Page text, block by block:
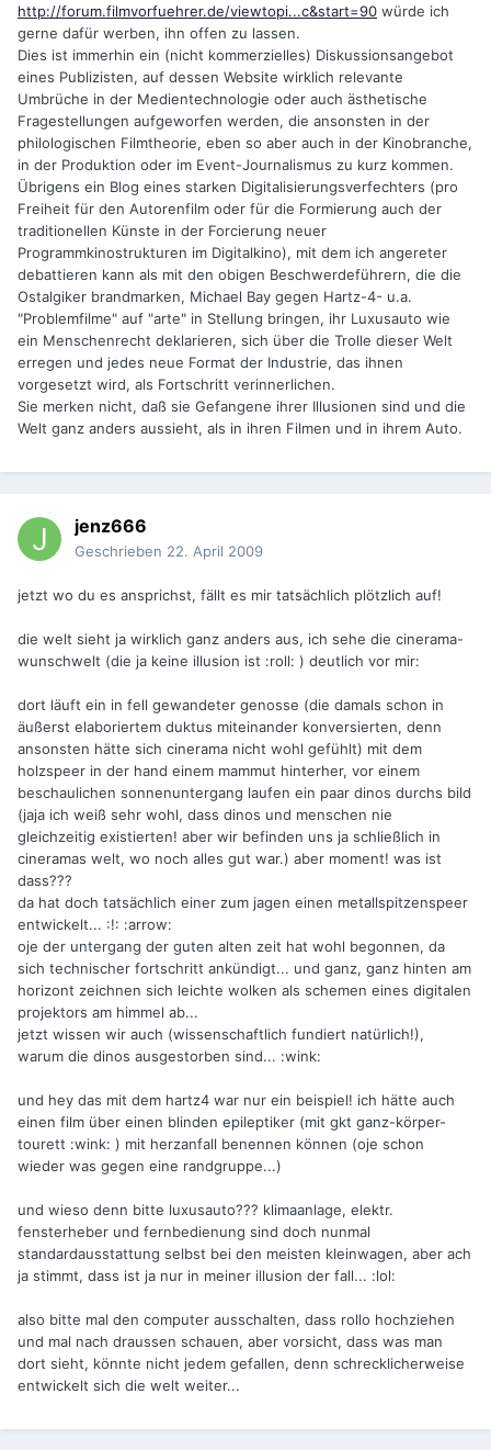
http://forum.filmvorfuehrer.de/viewtopi...c&start=90 würde ich
gerne dafür werben, ihn offen zu lassen.
Dies ist immerhin ein (nicht kommerzielles) Diskussionsangebot
eines Publizisten, auf dessen Website wirklich relevante
Umbrüche in der Medientechnologie oder auch ästhetische
Fragestellungen aufgeworfen werden, die ansonsten in der
philologischen Filmtheorie, eben so aber auch in der Kinobranche,
in der Produktion oder im Event-Journalismus zu kurz kommen.
Übrigens ein Blog eines starken Digitalisierungsverfechters (pro
Freiheit für den Autorenfilm oder für die Formierung auch der
traditionellen Künste in der Forcierung neuer
Programmkinostrukturen im Digitalkino), mit dem ich angereter
debattieren kann als mit den obigen Beschwerdeführern, die die
Ostalgiker brandmarken, Michael Bay gegen Hartz-4- u.a.
"Problemfilme" auf "arte" in Stellung bringen, ihr Luxusauto wie
ein Menschenrecht deklarieren, sich über die Trolle dieser Welt
erregen und jedes neue Format der Industrie, das ihnen
vorgesetzt wird, als Fortschritt verinnerlichen.
Sie merken nicht, daß sie Gefangene ihrer Illusionen sind und die
Welt ganz anders aussieht, als in ihren Filmen und in ihrem Auto.
jenz666
Geschrieben 22. April 2009
jetzt wo du es ansprichst, fällt es mir tatsächlich plötzlich auf!
die welt sieht ja wirklich ganz anders aus, ich sehe die cinerama-
wunschwelt (die ja keine illusion ist :roll: ) deutlich vor mir:
dort läuft ein in fell gewandeter genosse (die damals schon in
äußerst elaboriertem duktus miteinander konversierten, denn
ansonsten hätte sich cinerama nicht wohl gefühlt) mit dem
holzspeer in der hand einem mammut hinterher, vor einem
beschaulichen sonnenuntergang laufen ein paar dinos durchs bild
(jaja ich weiß sehr wohl, dass dinos und menschen nie
gleichzeitig existierten! aber wir befinden uns ja schließlich in
cineramas welt, wo noch alles gut war.) aber moment! was ist
dass???
da hat doch tatsächlich einer zum jagen einen metallspitzenspeer
entwickelt... :!: :arrow:
oje der untergang der guten alten zeit hat wohl begonnen, da
sich technischer fortschritt ankündigt... und ganz, ganz hinten am
horizont zeichnen sich leichte wolken als schemen eines digitalen
projektors am himmel ab...
jetzt wissen wir auch (wissenschaftlich fundiert natürlich!),
warum die dinos ausgestorben sind... :wink:
und hey das mit dem hartz4 war nur ein beispiel! ich hätte auch
einen film über einen blinden epileptiker (mit gkt ganz-körper-
tourett :wink: ) mit herzanfall benennen können (oje schon
wieder was gegen eine randgruppe...)
und wieso denn bitte luxusauto??? klimaanlage, elektr.
fensterheber und fernbedienung sind doch nunmal
standardausstattung selbst bei den meisten kleinwagen, aber ach
ja stimmt, dass ist ja nur in meiner illusion der fall... :lol:
also bitte mal den computer ausschalten, dass rollo hochziehen
und mal nach draussen schauen, aber vorsicht, dass was man
dort sieht, könnte nicht jedem gefallen, denn schrecklicherweise
entwickelt sich die welt weiter...